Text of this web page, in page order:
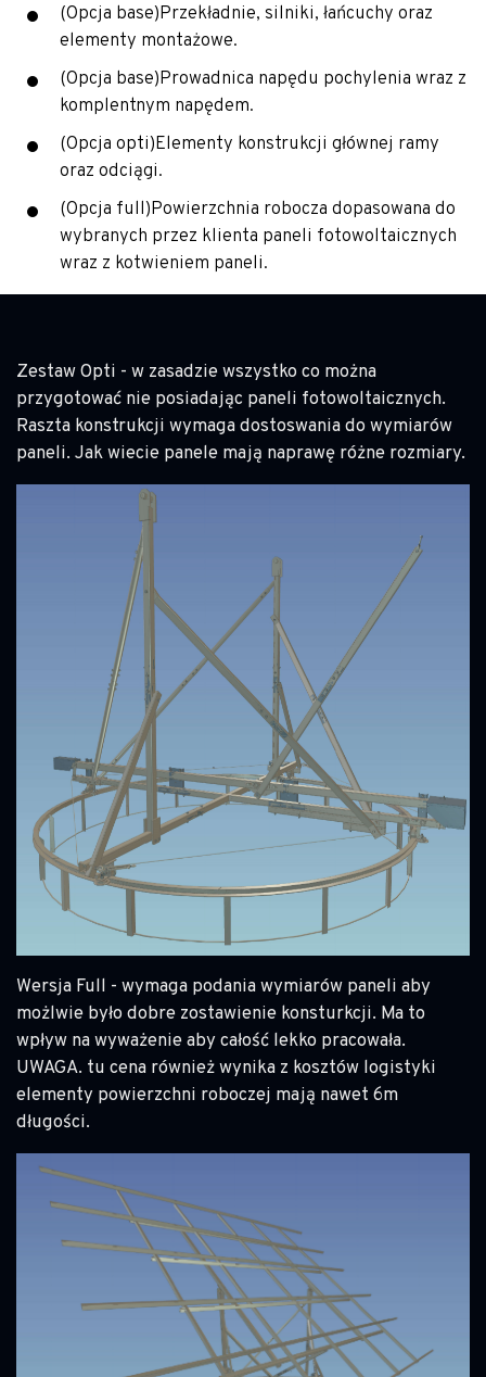
(Opcja base)Przekładnie, silniki, łańcuchy oraz
elementy montażowe.
(Opcja base)Prowadnica napędu pochylenia wraz z
komplentnym napędem.
(Opcja opti)Elementy konstrukcji głównej ramy
oraz odciągi.
(Opcja full)Powierzchnia robocza dopasowana do
wybranych przez klienta paneli fotowoltaicznych
wraz z kotwieniem paneli.
Zestaw Opti - w zasadzie wszystko co można
przygotować nie posiadając paneli fotowoltaicznych.
Raszta konstrukcji wymaga dostoswania do wymiarów
paneli. Jak wiecie panele mają naprawę różne rozmiary.
Wersja Full - wymaga podania wymiarów paneli aby
możlwie było dobre zostawienie konsturkcji. Ma to
wpływ na wyważenie aby całość lekko pracowała.
UWAGA. tu cena również wynika z kosztów logistyki
elementy powierzchni roboczej mają nawet 6m
długości.